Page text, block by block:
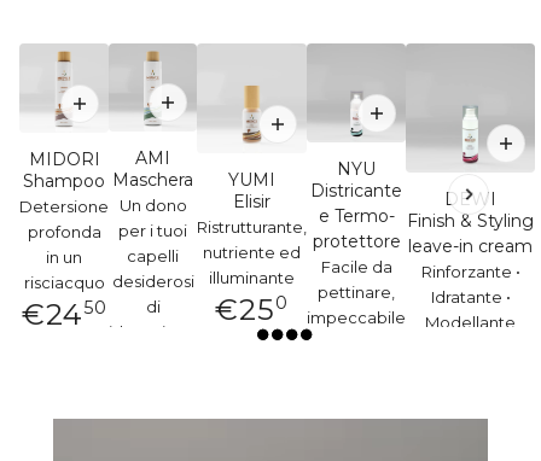
MIDORI
Shampoo
Detersione
profonda
in un
risciacquo
€2450
AMI
Maschera
Un dono
per i tuoi
capelli
desiderosi
di
idratazione
YUMI
Elisir
Ristrutturante,
nutriente ed
illuminante
€250
NYU
Districante
e Termo-
protettore
Facile da
pettinare,
impeccabile
DEWI
Finish & Styling
leave-in cream
Rinforzante •
Idratante •
Modellante